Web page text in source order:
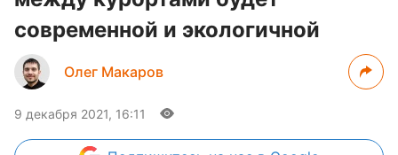
современной и экологичной
Олег Макаров
9 декабря 2021, 16:11